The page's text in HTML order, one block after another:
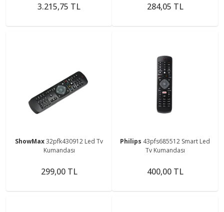
3.215,75 TL 284,05 TL
ShowMax32pfk430912 Led Tv
Kumandası
299,00 TL
Philips 43pfs685512 Smart Led
Tv Kumandası
400,00 TL